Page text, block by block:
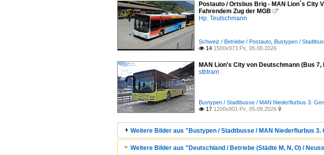
Postauto / Ortsbus Brig - MAN Lion`s City
Fahrendem Zug der MGB 
Hp. Teutschmann
Schweiz / Betriebe / Postauto Bustypen /
 14 1500x973 Px, 05.08.2026
MAN Lion's City von Deutschmann (Bus
stbtram
Bustypen / Stadtbusse / MAN Niederflurbus 3.
 17 1200x801 Px, 05.08.2026 
Weitere Bilder aus "Bustypen / Stadtbusse / MAN Niederflurbus 3.
Weitere Bilder aus "Deutschland / Betriebe (Städte M, N, O) /